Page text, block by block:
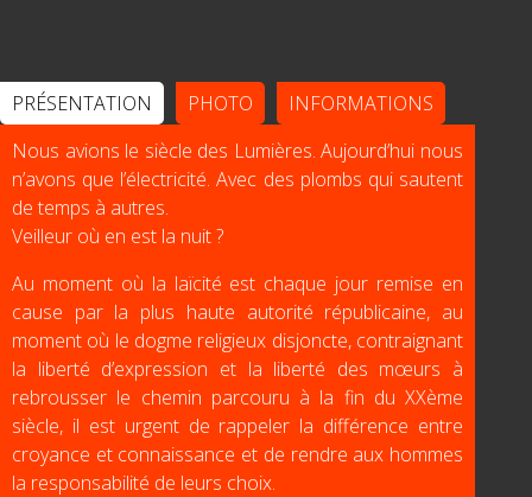
PRÉSENTATION PHOTO
INFORMATIONS
Nous avions le siècle des Lumières. Aujourd’hui nous
n’avons que l’électricité. Avec des plombs qui sautent
de temps à autres.
Veilleur où en est la nuit ?
Au moment où la laïcité est chaque jour remise en
cause par la plus haute autorité républicaine, au
moment où le dogme religieux disjoncte, contraignant
la liberté d’expression et la liberté des mœurs à
rebrousser le chemin parcouru à la fin du XXème
siècle, il est urgent de rappeler la différence entre
croyance et connaissance et de rendre aux hommes
la responsabilité de leurs choix.